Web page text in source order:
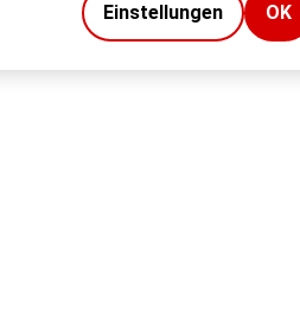
Einstellungen OK